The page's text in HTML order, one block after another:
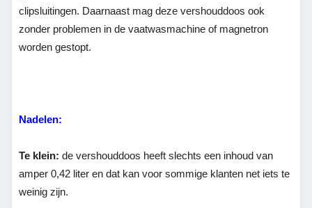
clipsluitingen. Daarnaast mag deze vershouddoos ook
zonder problemen in de vaatwasmachine of magnetron
worden gestopt.
Nadelen:
Te klein: de vershouddoos heeft slechts een inhoud van
amper 0,42 liter en dat kan voor sommige klanten net iets te
weinig zijn.